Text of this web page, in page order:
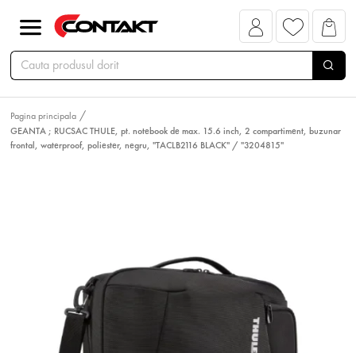
Pagina principala
GEANTA ; RUCSAC THULE, pt. notebook de max. 15.6 inch, 2 compartiment, buzunar
frontal, waterproof, poliester, negru, "TACLB2116 BLACK" / "3204815"